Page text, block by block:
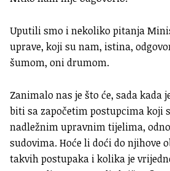
Uputili smo i nekoliko pitanja
uprave, koji su nam, istina,
šumom, oni drumom.
Zanimalo nas je što će, sada kada
biti sa započetim postupcima koji
nadležnim upravnim tijelima,
sudovima. Hoće li doći do njihove
takvih postupaka i kolika je